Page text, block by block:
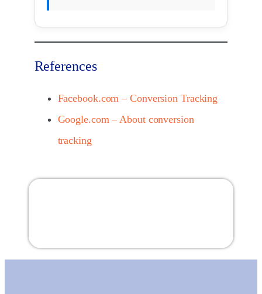
References
Facebook.com – Conversion Tracking
Google.com – About conversion
tracking
สารบัญ